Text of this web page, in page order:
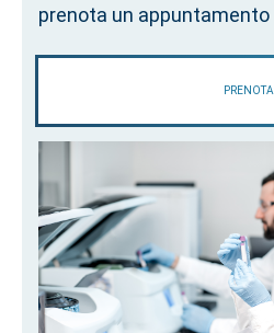
prenota un appuntamento
PRENOTA